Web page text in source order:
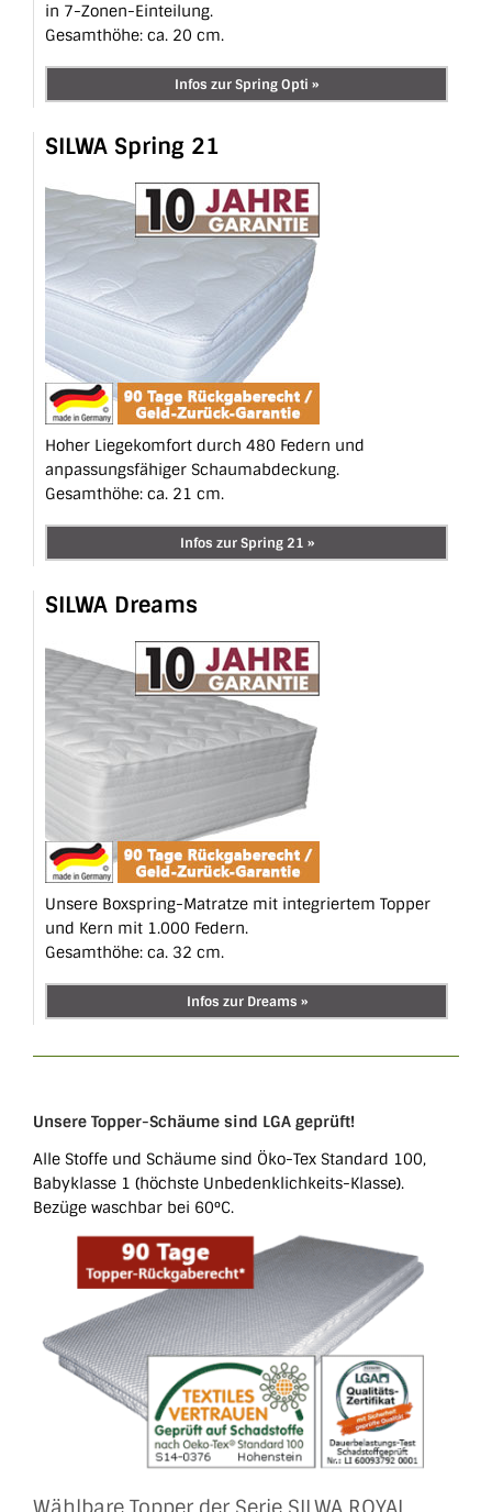
in 7-Zonen-Einteilung.
Gesamthöhe: ca. 20 cm.
Infos zur Spring Opti »
SILWA Spring 21
Hoher Liegekomfort durch 480 Federn und
anpassungs­fähiger Schaumabdeckung.
Gesamthöhe: ca. 21 cm.
Infos zur Spring 21 »
SILWA Dreams
Unsere Boxspring-Matratze mit integriertem Topper
und Kern mit 1.000 Federn.
Gesamthöhe: ca. 32 cm.
Infos zur Dreams »
Unsere Topper-Schäume sind LGA geprüft!
Alle Stoffe und Schäume sind Öko-Tex Standard 100,
Babyklasse 1 (höchste Unbedenklichkeits-Klasse).
Bezüge waschbar bei 60°C.